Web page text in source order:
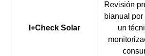
I+Check Solar
Revisión
bianual por
un